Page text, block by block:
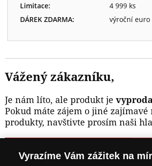
Limitace:
4 999 ks
DÁREK ZDARMA:
výroční euro
Vážený zákazníku,
Je nám líto, ale produkt je
Pokud máte zájem o jiné zajímavé
produkty, navštivte prosím naši
NAVŠTIVTE ZAJÍMAVÉ
Vyrazíme Vám zážitek na